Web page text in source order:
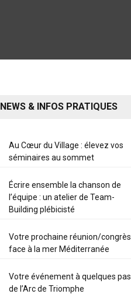
NEWS & INFOS PRATIQUES
Au Cœur du Village : élevez vos
séminaires au sommet
Écrire ensemble la chanson de
l’équipe : un atelier de Team-
Building plébicisté
Votre prochaine réunion/congrès
face à la mer Méditerranée
Votre événement à quelques pas
de l’Arc de Triomphe